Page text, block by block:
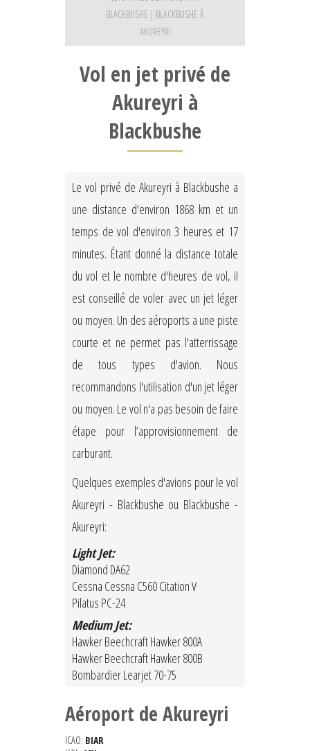
BLACKBUSHE | BLACKBUSHE À
AKUREYRI
Vol en jet privé de
Akureyri à
Blackbushe
Le vol privé de Akureyri à Blackbushe a
une distance d'environ 1868 km et un
temps de vol d'environ 3 heures et 17
minutes. Étant donné la distance totale
du vol et le nombre d'heures de vol, il
est conseillé de voler avec un jet léger
ou moyen. Un des aéroports a une piste
courte et ne permet pas l'atterrissage
de tous types d'avion. Nous
recommandons l'utilisation d'un jet léger
ou moyen. Le vol n'a pas besoin de faire
étape pour l’approvisionnement de
carburant.
Quelques exemples d'avions pour le vol
Akureyri - Blackbushe ou Blackbushe -
Akureyri:
Light Jet:
Diamond DA62
Cessna Cessna C560 Citation V
Pilatus PC-24
Medium Jet:
Hawker Beechcraft Hawker 800A
Hawker Beechcraft Hawker 800B
Bombardier Learjet 70-75
Aéroport de Akureyri
ICAO: BIAR